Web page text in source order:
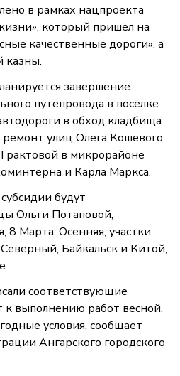
в рамках нацпроекта
который пришёл на
качественные дороги», а
казны.
завершение
путепровода в посёлке
в обход кладбища
улиц Олега Кошевого
в микрорайоне
и Карла Маркса.
будут
Ольги Потаповой,
8 Марта, Осенняя, участки
Байкальск и Китой,
соответствующие
к выполнению работ весной,
условия, сообщает
Ангарского городского